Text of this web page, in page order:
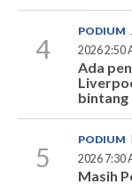
4
PODIUM
2026 2:50
Ada
bintang
5
PODIUM
2026 7:30
Masih